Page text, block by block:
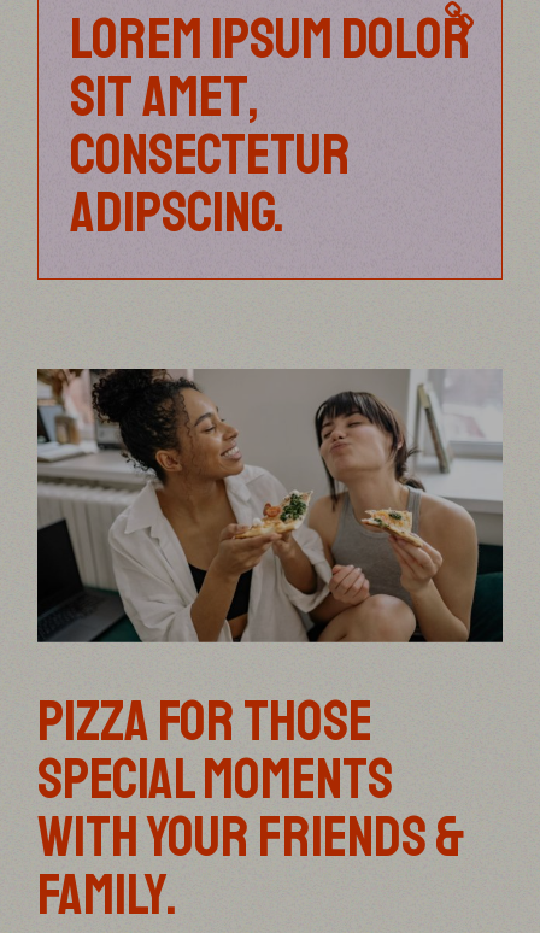
LOREM IPSUM DOLOR
SIT AMET,
CONSECTETUR
ADIPSCING.
PIZZA FOR THOSE
SPECIAL MOMENTS
WITH YOUR FRIENDS &
FAMILY.